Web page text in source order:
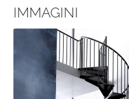
IMMAGINI